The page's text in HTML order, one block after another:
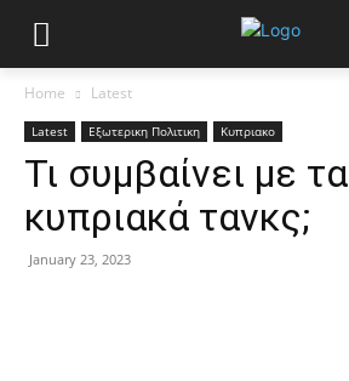
Home Latest
Latest Εξωτερικη Πολιτικη Κυπριακο
Τι συμβαίνει με τα
κυπριακά τανκς;
January 23, 2023